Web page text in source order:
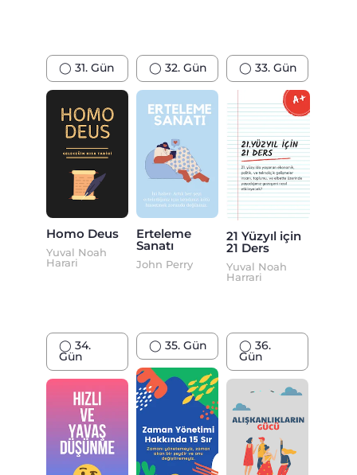
◯ 31. Gün
Homo Deus
Yuval Noah
Harari
◯ 32. Gün
Erteleme
Sanatı
John Perry
◯ 33. Gün
21 Yüzyıl için
21 Ders
Yuval Noah
Harrari
◯ 34.
Gün
◯ 35. Gün ◯ 36.
Gün